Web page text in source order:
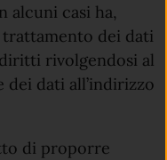
alcuni casi ha,
dei dati
rivolgendosi al
dei dati all’indirizzo
di proporre